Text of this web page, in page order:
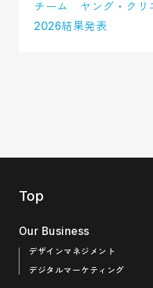
チーム ヤング・クリ
2026結果発表
Top
Our Business
デザインマネジメント
デジタルマーケティング